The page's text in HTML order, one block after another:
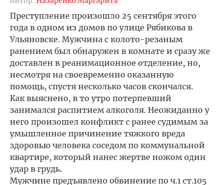
Преступление произошло 25 сентября этого
года в одном из домов по улице Рябикова в
Ульяновске. Мужчина с колото-резаным
ранением был обнаружен в комнате и сразу же
доставлен в реанимационное отделение, но,
несмотря на своевременно оказанную
помощь, спустя несколько часов скончался.
Как выяснено, в то утро потерпевший
занимался распитием алкоголя. Неожиданно у
него произошел конфликт с ранее судимым за
умышленное причинение тяжкого вреда
здоровью человека соседом по коммунальной
квартире, который нанес жертве ножом один
удар в грудь.
Мужчине предъявлено обвинение по ч.1 ст.105